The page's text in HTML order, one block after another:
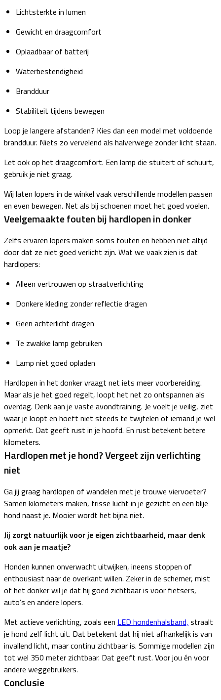
Lichtsterkte in lumen
Gewicht en draagcomfort
Oplaadbaar of batterij
Waterbestendigheid
Brandduur
Stabiliteit tijdens bewegen
Loop je langere afstanden? Kies dan een model met voldoende
brandduur. Niets zo vervelend als halverwege zonder licht staan.
Let ook op het draagcomfort. Een lamp die stuitert of schuurt,
gebruik je niet graag.
Wij laten lopers in de winkel vaak verschillende modellen passen
en even bewegen. Net als bij schoenen moet het goed voelen.
Veelgemaakte fouten bij hardlopen in donker
Zelfs ervaren lopers maken soms fouten en hebben niet altijd
door dat ze niet goed verlicht zijn. Wat we vaak zien is dat
hardlopers:
Alleen vertrouwen op straatverlichting
Donkere kleding zonder reflectie dragen
Geen achterlicht dragen
Te zwakke lamp gebruiken
Lamp niet goed opladen
Hardlopen in het donker vraagt net iets meer voorbereiding.
Maar als je het goed regelt, loopt het net zo ontspannen als
overdag. Denk aan je vaste avondtraining. Je voelt je veilig, ziet
waar je loopt en hoeft niet steeds te twijfelen of iemand je wel
opmerkt. Dat geeft rust in je hoofd. En rust betekent betere
kilometers.
Hardlopen met je hond? Vergeet zijn verlichting
niet
Ga jij graag hardlopen of wandelen met je trouwe viervoeter?
Samen kilometers maken, frisse lucht in je gezicht en een blije
hond naast je. Mooier wordt het bijna niet.
Jij zorgt natuurlijk voor je eigen zichtbaarheid, maar denk
ook aan je maatje?
Honden kunnen onverwacht uitwijken, ineens stoppen of
enthousiast naar de overkant willen. Zeker in de schemer, mist
of het donker wil je dat hij goed zichtbaar is voor fietsers,
auto’s en andere lopers.
Met actieve verlichting, zoals een LED hondenhalsband, straalt
je hond zelf licht uit. Dat betekent dat hij niet afhankelijk is van
invallend licht, maar continu zichtbaar is. Sommige modellen zijn
tot wel 350 meter zichtbaar. Dat geeft rust. Voor jou én voor
andere weggebruikers.
Conclusie